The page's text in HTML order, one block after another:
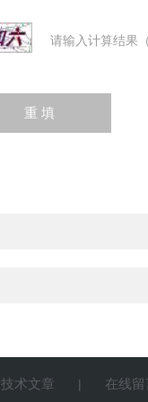
请输入计算结果
技术文章 | 在线留